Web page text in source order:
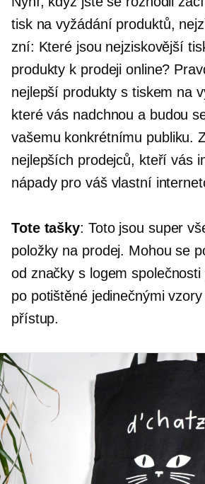
tisk na vyžádáníproduktů,
zní: Které jsou nejziskovější
produkty k prodeji online?
nejlepší produkty s tiskem na
které vás nadchnou a budou
vašemu konkrétnímu publiku.
nejlepších prodejců, kteří vás
nápady pro váš vlastní
Tote tašky: Toto jsou super
položky na prodej. Mohou se
od značky s logem
po potištěné jedinečnými
přístup.